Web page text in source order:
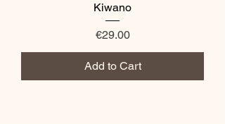
Kiwano
Price
€29.00
Add to Cart